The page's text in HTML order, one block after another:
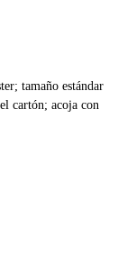
tamaño estándar
cartón; acoja con